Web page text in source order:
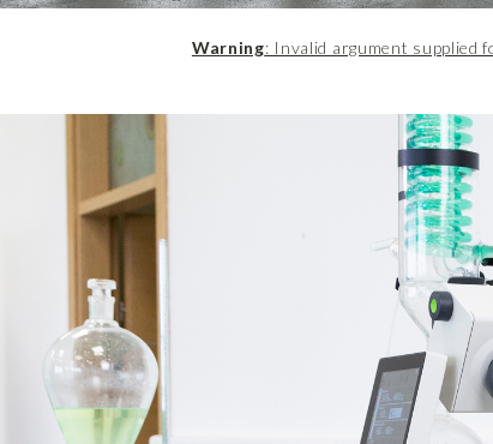
Warning: Invalid argument supplied